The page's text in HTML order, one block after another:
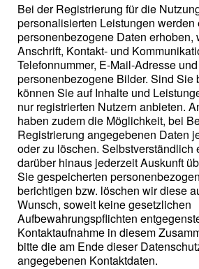
Bei der Registrierung für die
personalisierten Leistungen werden
personenbezogene Daten erhoben,
Anschrift, Kontakt- und
Telefonnummer, E-Mail-Adresse
personenbezogene Bilder. Sind Sie
können Sie auf Inhalte und
nur registrierten Nutzern anbieten.
haben zudem die Möglichkeit, bei
Registrierung angegebenen Daten
oder zu löschen. Selbstverständlich
darüber hinaus jederzeit Auskunft
Sie gespeicherten
berichtigen bzw. löschen wir diese
Wunsch, soweit keine gesetzlichen
Aufbewahrungspflichten
Kontaktaufnahme in diesem
bitte die am Ende dieser
angegebenen Kontaktdaten.